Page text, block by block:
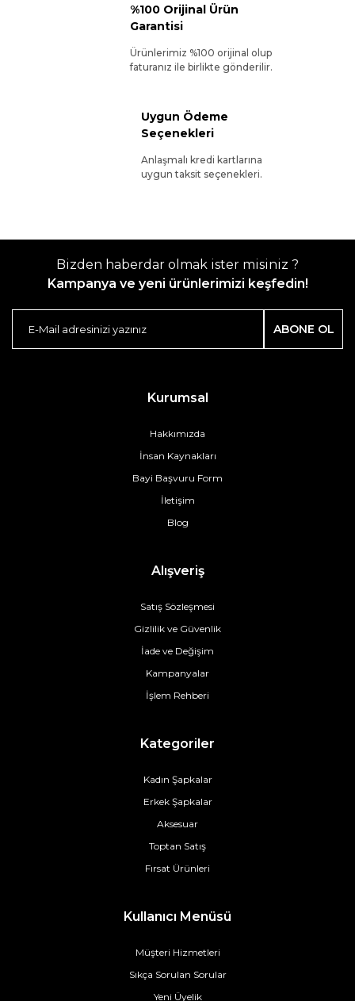
%100 Orijinal Ürün
Garantisi
Ürünlerimiz %100 orijinal olup
faturanız ile birlikte gönderilir.
Uygun Ödeme
Seçenekleri
Anlaşmalı kredi kartlarına
uygun taksit seçenekleri.
Bizden haberdar olmak ister misiniz ?
Kampanya ve yeni ürünlerimizi keşfedin!
ABONE OL
Kurumsal
Hakkımızda
İnsan Kaynakları
Bayi Başvuru Form
İletişim
Blog
Alışveriş
Satış Sözleşmesi
Gizlilik ve Güvenlik
İade ve Değişim
Kampanyalar
İşlem Rehberi
Kategoriler
Kadın Şapkalar
Erkek Şapkalar
Aksesuar
Toptan Satış
Fırsat Ürünleri
Kullanıcı Menüsü
Müşteri Hizmetleri
Sıkça Sorulan Sorular
Yeni Üyelik